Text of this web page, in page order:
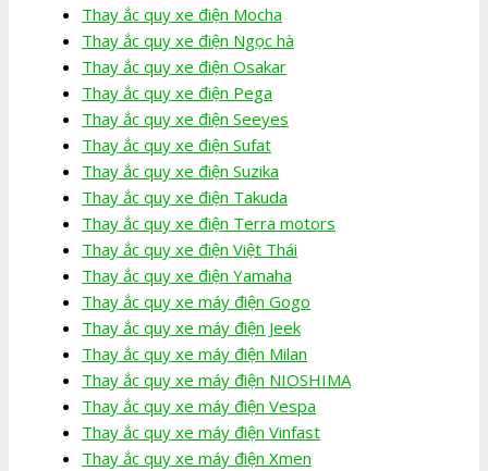
Thay ắc quy xe điện Mocha
Thay ắc quy xe điện Ngọc hà
Thay ắc quy xe điện Osakar
Thay ắc quy xe điện Pega
Thay ắc quy xe điện Seeyes
Thay ắc quy xe điện Sufat
Thay ắc quy xe điện Suzika
Thay ắc quy xe điện Takuda
Thay ắc quy xe điện Terra motors
Thay ắc quy xe điện Việt Thái
Thay ắc quy xe điện Yamaha
Thay ắc quy xe máy điện Gogo
Thay ắc quy xe máy điện Jeek
Thay ắc quy xe máy điện Milan
Thay ắc quy xe máy điện NIOSHIMA
Thay ắc quy xe máy điện Vespa
Thay ắc quy xe máy điện Vinfast
Thay ắc quy xe máy điện Xmen